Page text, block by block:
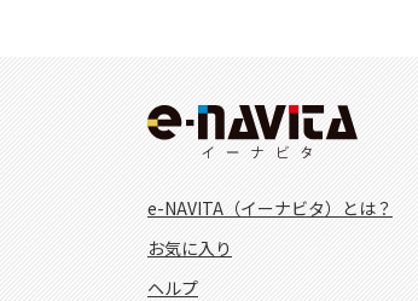
e-NAVITA（イーナビタ）とは？
お気に入り
ヘルプ